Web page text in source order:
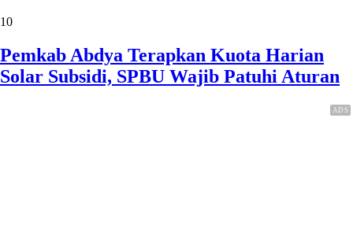
10
Pemkab Abdya Terapkan Kuota Harian
Solar Subsidi, SPBU Wajib Patuhi Aturan